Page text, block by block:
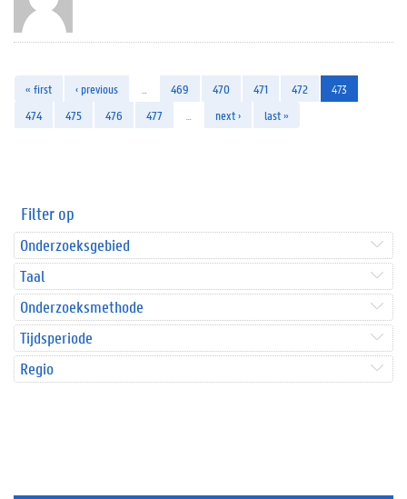
« first ‹ previous 469 470 471 472
473
474
475 476 477 next › last »
Filter op
Onderzoeksgebied
Taal
Onderzoeksmethode
Tijdsperiode
Regio